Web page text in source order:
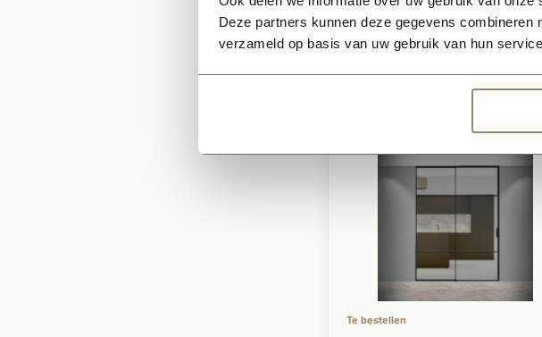
Deze partners kunnen deze gegevens
verzameld op basis van uw gebruik van hun
Prijs op aanvraag
Te bestellen